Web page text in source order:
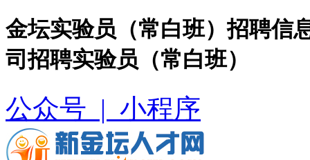
金坛实验员（常白班）招聘信
司招聘实验员（常白班）
公众号 | 小程序